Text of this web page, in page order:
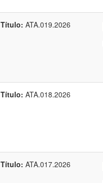
Título: ATA.019.2026
Título: ATA.018.2026
Título: ATA.017.2026